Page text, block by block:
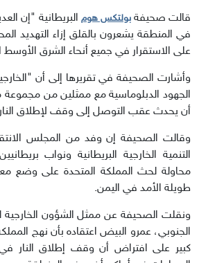
قالت صحيفةبولتكس هوم البريطانية "إن
في المنطقة يشعرون بالقلق إزاء التهديد
على الاستقرار في جميع أنحاء الشرق الأوسط
وأشارت الصحيفة في تقريرها إلى أن
الجهود الدبلوماسية مع ممثلين من
أن يحدث عقب التوصل إلى وقف لإطلاق
وقالت الصحيفة إن وفد من المجلس
التنمية الخارجية البريطانية ونواب
محاولة لحث المملكة المتحدة على وضع
طويلة الأمد في اليمن.
ونقلت الصحيفة عن ممثل الشؤون الخارجية
الجنوبي، عمرو البيض اعتقاده بأن نهج
كبير على افتراض أن وقف إطلاق النار